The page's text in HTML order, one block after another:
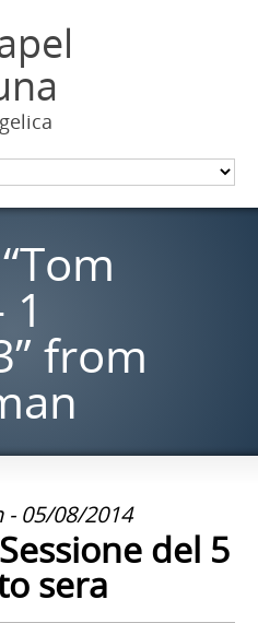
from
- 05/08/2014
del 5
sera